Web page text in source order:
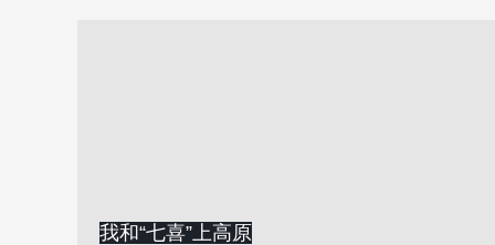
我和“七喜”上高原